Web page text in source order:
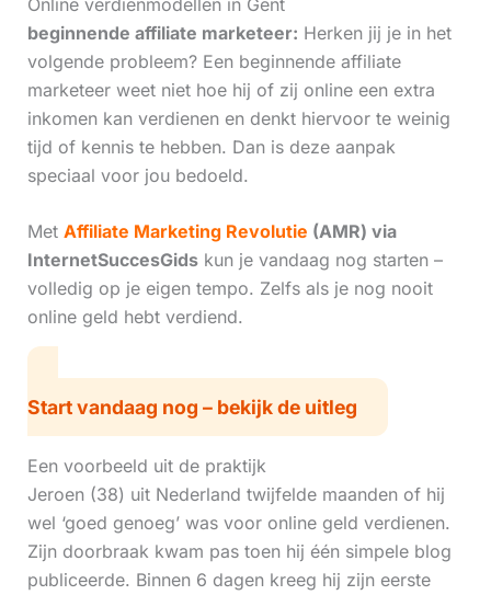
beginnende affiliate marketeer: Herken jij je in het
volgende probleem? Een beginnende affiliate
marketeer weet niet hoe hij of zij online een extra
inkomen kan verdienen en denkt hiervoor te weinig
tijd of kennis te hebben. Dan is deze aanpak
speciaal voor jou bedoeld.
Met Affiliate Marketing Revolutie (AMR) via
InternetSuccesGidskun je vandaag nog starten –
volledig op je eigen tempo. Zelfs als je nog nooit
online geld hebt verdiend.
Start vandaag nog – bekijk de uitleg
Een voorbeeld uit de praktijk
Jeroen (38) uit Nederland twijfelde maanden of hij
wel ‘goed genoeg’ was voor online geld verdienen.
Zijn doorbraak kwam pas toen hij één simpele blog
publiceerde. Binnen 6 dagen kreeg hij zijn eerste